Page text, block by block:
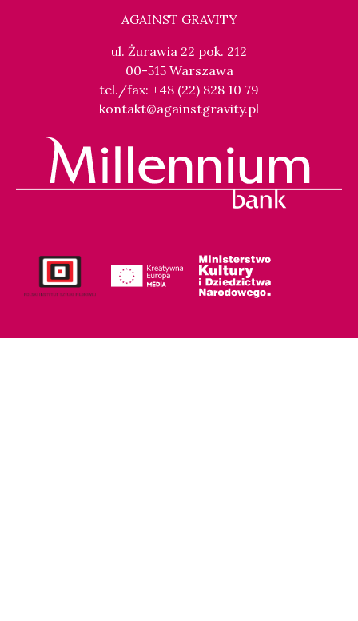
AGAINST GRAVITY
ul. Żurawia 22 pok. 212
00-515 Warszawa
tel./fax: +48 (22) 828 10 79
kontakt@againstgravity.pl